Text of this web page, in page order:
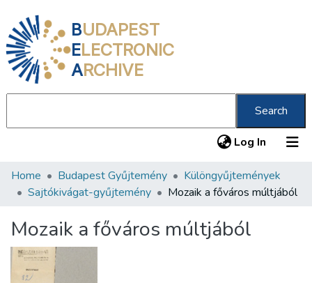
BUDAPEST
ELECTRONIC
ARCHIVE
Search
Log In (current)
Communities & Collections
Statistics
About us
Home Budapest Gyűjtemény
Különgyűjtemények
Sajtókivágat-gyűjtemény
Mozaik a főváros múltjából
Mozaik a főváros múltjából